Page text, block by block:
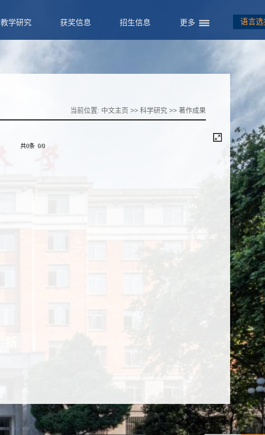
语言选
教学研究 获奖信息 招生信息 更多
当前位置: 中文主页 >> 科学研究 >> 著作成果
共0条 0/0